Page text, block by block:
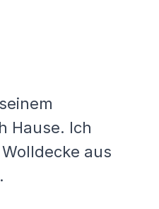
Hause. Ich
aus